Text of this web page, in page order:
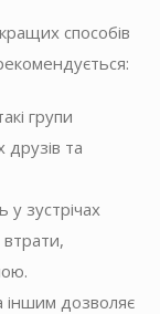
способів
групи
та
у зустрічах
іншим дозволяє